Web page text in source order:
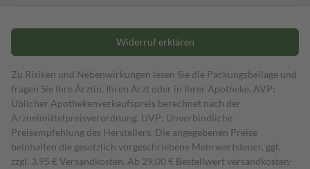
Widerruf erklären
Zu Risiken und Nebenwirkungen lesen Sie die Packungsbeilage und
fragen Sie Ihre Ärztin, Ihren Arzt oder in Ihrer Apotheke. AVP:
Üblicher Apothekenverkaufspreis berechnet nach der
Arzneimittelpreisverordnung. UVP: Unverbindliche
Preisempfehlung des Herstellers. Die angegebenen Preise
beinhalten die gesetzlich vorgeschriebene Mehrwertsteuer, ggf.
zzgl. 3,95 € Versandkosten. Ab 29,00 € Bestell­wert versand­kosten­